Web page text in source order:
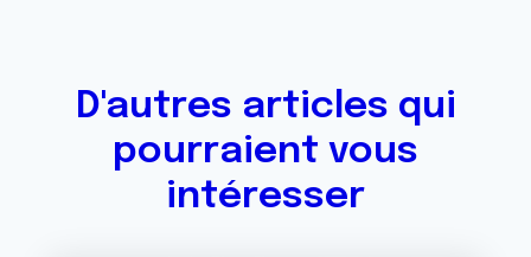
D'autres articles qui
pourraient vous
intéresser